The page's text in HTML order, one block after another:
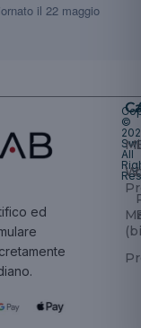
il 22 maggio
ed
©
All